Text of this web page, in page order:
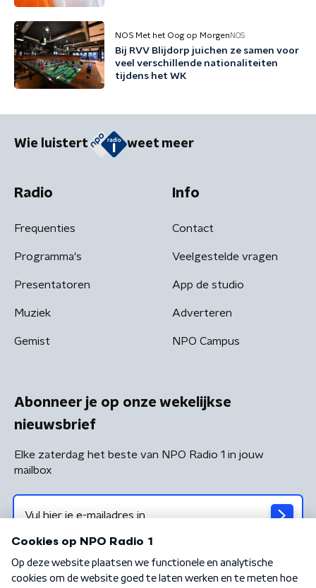
NOS Met het Oog op Morgen NOS
Bij RVV Blijdorp juichen ze samen voor
veel verschillende nationaliteiten
tijdens het WK
Wie luistert weet meer
Radio
Frequenties
Programma's
Presentatoren
Muziek
Gemist
Info
Contact
Veelgestelde vragen
App de studio
Adverteren
NPO Campus
Abonneer je op onze wekelijkse
nieuwsbrief
Elke zaterdag het beste van NPO Radio 1 in jouw
mailbox